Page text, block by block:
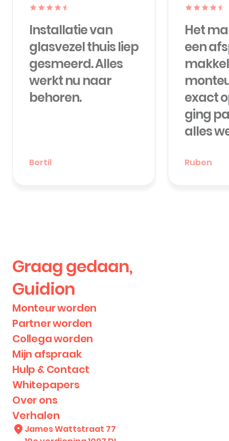
Installatie van
glasvezel thuis liep
gesmeerd. Alles
werkt nu naar
behoren.
Bertil
Het
een
exact
ging
alles
Ruben
Graag gedaan,
Guidion
Monteur worden
Partner worden
Collega worden
Mijn afspraak
Hulp & Contact
Whitepapers
Over ons
Verhalen
James Wattstraat 77